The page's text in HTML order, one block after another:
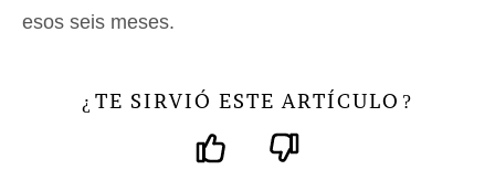
esos seis meses.
¿ TE SIRVIÓ ESTE ARTÍCULO ?